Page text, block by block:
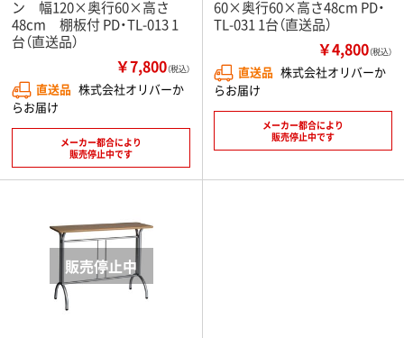
ン 幅120×奥行60×高さ
48cm 棚板付 PD・TL-013 1
台（直送品）
￥7,800（税込）
直送品 株式会社オリバーか
らお届け
メーカー都合により
販売停止中です
60×奥行60×高さ48cm PD・
TL-031 1台（直送品）
￥4,800（税込）
直送品 株式会社オリバーか
らお届け
メーカー都合により
販売停止中です